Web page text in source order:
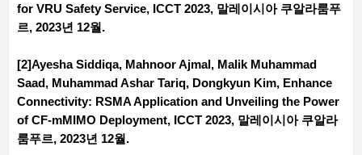
for VRU Safety Service, ICCT 2023, 말레이시아 쿠알라룸푸
르, 2023년 12월.
[2]Ayesha Siddiqa, Mahnoor Ajmal, Malik Muhammad
Saad, Muhammad Ashar Tariq, Dongkyun Kim, Enhance
Connectivity: RSMA Application and Unveiling the Power
of CF-mMIMO Deployment, ICCT 2023, 말레이시아 쿠알라
룸푸르, 2023년 12월.